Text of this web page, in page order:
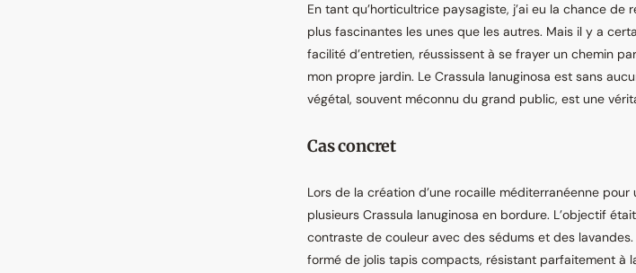
En tant qu’horticultrice paysagiste, j’ai eu la chance
plus fascinantes les unes que les autres. Mais il y a
facilité d’entretien, réussissent à se frayer un chemin
mon propre jardin. Le Crassula lanuginosa est sans
végétal, souvent méconnu du grand public, est une
Cas concret
Lors de la création d’une rocaille méditerranéenne
plusieurs Crassula lanuginosa en bordure. L’objectif
contraste de couleur avec des sédums et des
formé de jolis tapis compacts, résistant parfaitement à